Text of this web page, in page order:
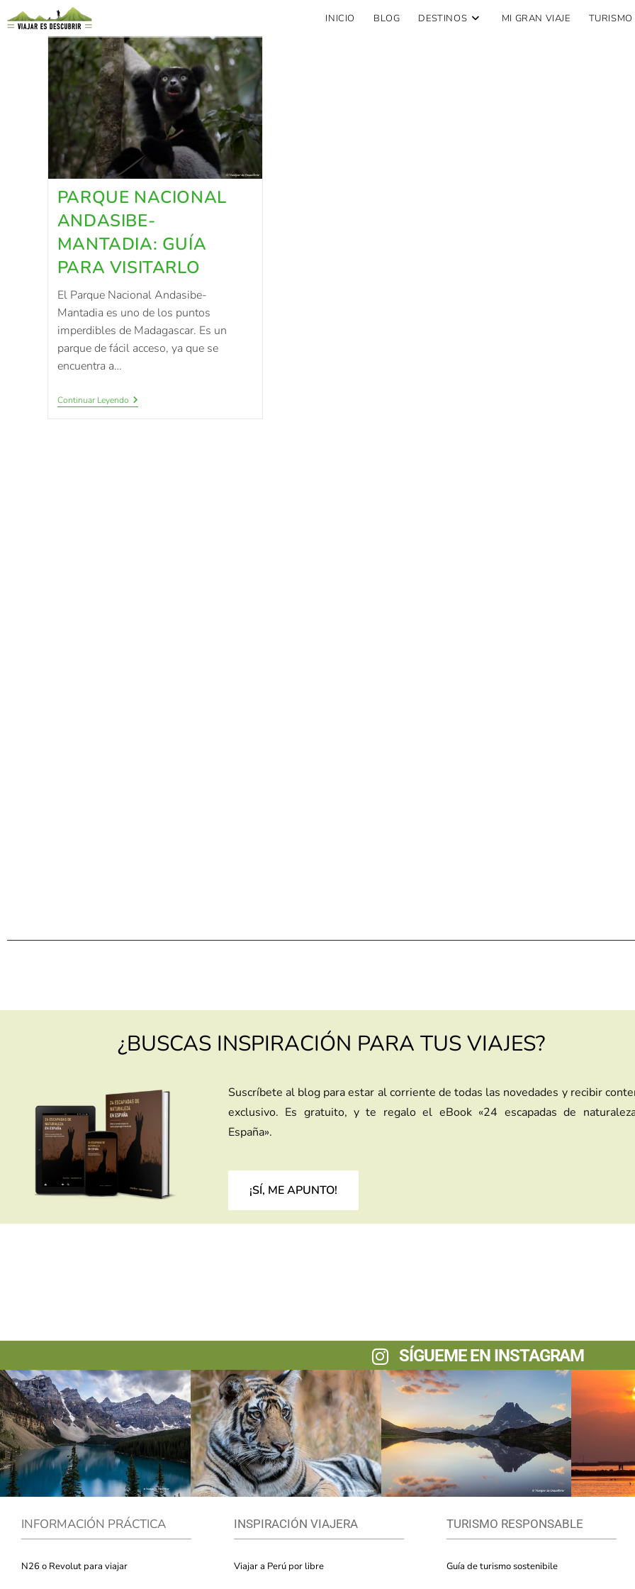
INICIO BLOG DESTINOS MI GRAN VIAJE
PARQUE NACIONAL
ANDASIBE-
MANTADIA: GUÍA
PARA VISITARLO
El Parque Nacional Andasibe-
Mantadia es uno de los puntos
imperdibles de Madagascar. Es un
parque de fácil acceso, ya que se
encuentra a…
Continuar Leyendo
¿BUSCAS INSPIRACIÓN PARA TUS VIAJES?
Suscríbete al blog para estar al corriente de todas las novedades y recibir
exclusivo. Es gratuito, y te regalo el eBook «24 escapadas de
España».
¡SÍ, ME APUNTO!
SÍGUEME EN INSTAGRAM
INFORMACIÓN PRÁCTICA
N26 o Revolut para viajar
INSPIRACIÓN VIAJERA
Viajar a Perú por libre
TURISMO RESPONSABLE
Guía de turismo sostenibile